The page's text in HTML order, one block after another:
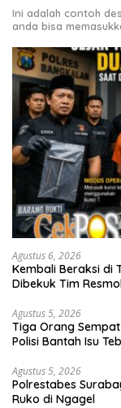
Ini adalah contoh
anda bisa
Agustus 6, 2026
Kembali Beraksi di
Dibekuk Tim
Agustus 5, 2026
Tiga Orang
Polisi Bantah Isu
Agustus 5, 2026
Polrestabes
Ruko di Ngagel